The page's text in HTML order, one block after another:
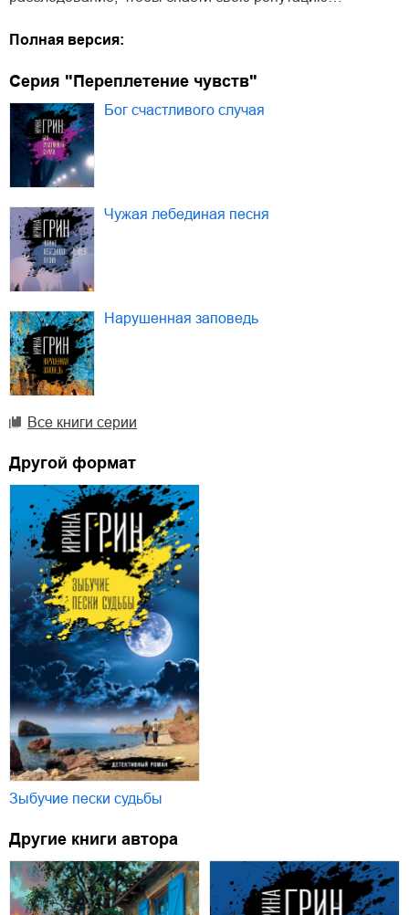
Полная версия:
Серия "Переплетение чувств"
Бог счастливого случая
Чужая лебединая песня
Нарушенная заповедь
Все книги серии
Другой формат
Зыбучие пески судьбы
Другие книги автора